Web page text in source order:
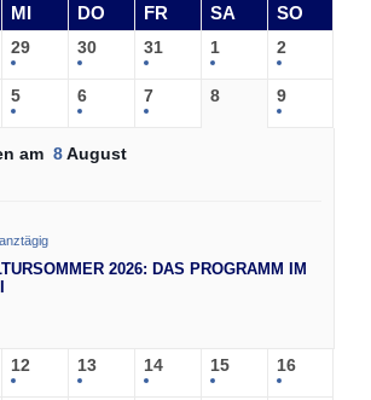
MI DO FR SA SO
29 30 31 1 2
5 6 7 8 9
am 8August
2026: DAS PROGRAMM IM
12 13 14 15 16